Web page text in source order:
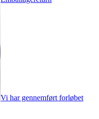
Vi har gennemført forløbet